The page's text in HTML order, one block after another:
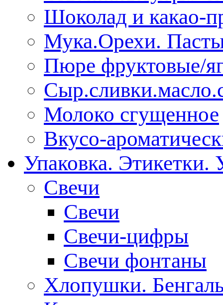
Шоколад и какао-
Мука.Орехи.
Пюре фруктовые/
Молоко сгущенное
Вкусо-
Упаковка. Этикетки.
Свечи
Свечи
Свечи-цифры
Свечи фонтаны
Хлопушки.